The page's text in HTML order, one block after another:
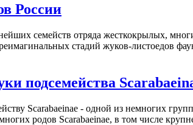
России
семейств отряда жесткокрылых,
стадий жуков-листоедов
подсемейства
Scarabaeinae - одной из немногих
родов Scarabaeinae, в том числе